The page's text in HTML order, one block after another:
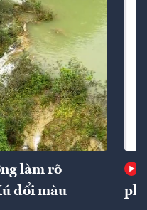
làm rõ
đổi màu
phí